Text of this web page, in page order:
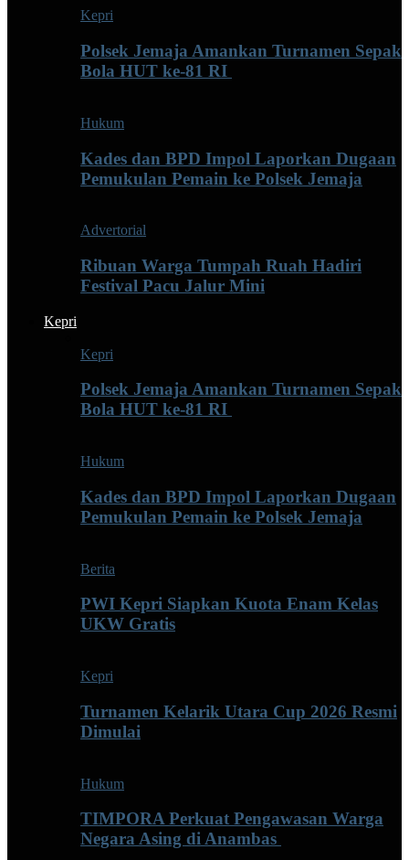
Kepri
Polsek Jemaja Amankan Turnamen Sepak
Bola HUT ke-81 RI ‎
Hukum
Kades dan BPD Impol Laporkan Dugaan
Pemukulan Pemain ke Polsek Jemaja
Advertorial
Ribuan Warga Tumpah Ruah Hadiri
Festival Pacu Jalur Mini
Kepri
Kepri
Polsek Jemaja Amankan Turnamen Sepak
Bola HUT ke-81 RI ‎
Hukum
Kades dan BPD Impol Laporkan Dugaan
Pemukulan Pemain ke Polsek Jemaja
Berita
PWI Kepri Siapkan Kuota Enam Kelas
UKW Gratis
Kepri
Turnamen Kelarik Utara Cup 2026 Resmi
Dimulai
Hukum
TIMPORA Perkuat Pengawasan Warga
Negara Asing di Anambas ‎